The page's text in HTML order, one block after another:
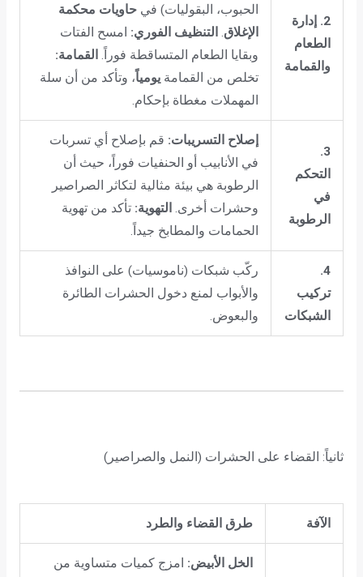
2. إدارة
الطعام
والقمامة
الحبوب، البقوليات) فيحاويات محكمة
الإغلاق. التنظيف الفوري: امسح الفتات
وبقايا الطعام المتساقطة فوراً. القمامة:
تخلص من القمامةيومياً، وتأكد من أن سلة
المهملات مغطاة بإحكام.
3.
التحكم
في
الرطوبة
إصلاح التسريبات: قم بإصلاح أي تسربات
في الأنابيب أو الحنفيات فوراً، حيث أن
الرطوبة هي بيئة مثالية لتكاثر الصراصير
وحشرات أخرى. التهوية: تأكد من تهوية
الحمامات والمطابخ جيداً.
4.
تركيب
الشبكات
ركّب شبكات (ناموسيات) على النوافذ
والأبواب لمنع دخول الحشرات الطائرة
والبعوض.
ثانياً: القضاء على الحشرات (النمل والصراصير)
الآفة طرق القضاء والطرد
الخل الأبيض: امزج كميات متساوية من